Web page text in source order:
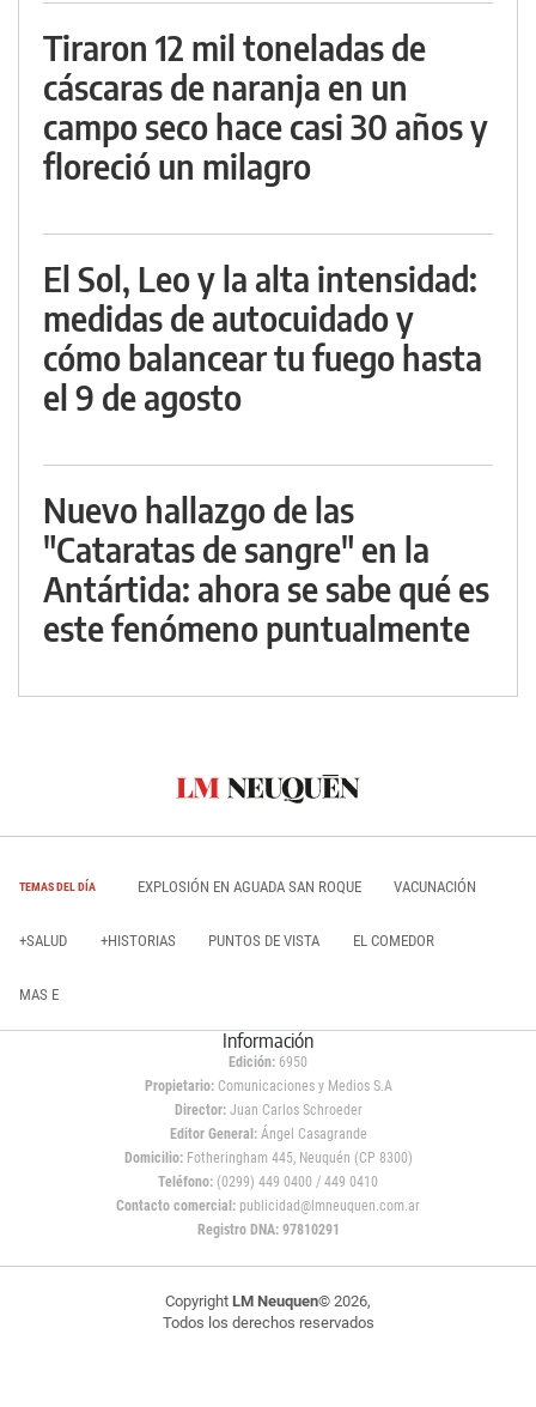
Tiraron 12 mil toneladas de
cáscaras de naranja en un
campo seco hace casi 30 años y
floreció un milagro
El Sol, Leo y la alta intensidad:
medidas de autocuidado y
cómo balancear tu fuego hasta
el 9 de agosto
Nuevo hallazgo de las
"Cataratas de sangre" en la
Antártida: ahora se sabe qué es
este fenómeno puntualmente
TEMAS DEL DÍA EXPLOSIÓN EN AGUADA SAN ROQUE VACUNACIÓN
+SALUD +HISTORIAS PUNTOS DE VISTA EL COMEDOR
MAS E
Información
Edición: 6950
Propietario:Comunicaciones y Medios S.A
Director: Juan Carlos Schroeder
Editor General:Ángel Casagrande
Domicilio:Fotheringham 445, Neuquén (CP 8300)
Teléfono: (0299) 449 0400 / 449 0410
Contacto comercial: publicidad@lmneuquen.com.ar
Registro DNA: 97810291
Copyright LM Neuquen© 2026,
Todos los derechos reservados